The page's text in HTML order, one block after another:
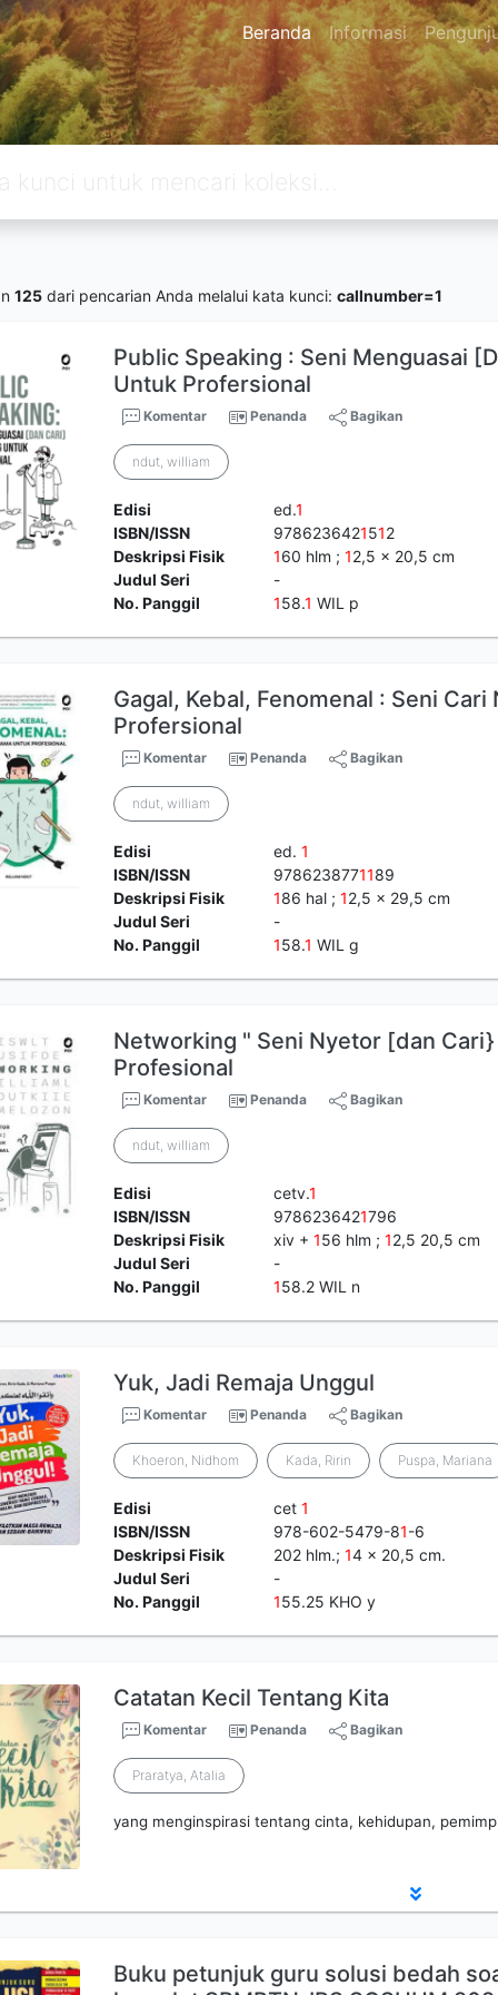
Beranda Informasi
125 dari pencarian Anda melalui kata kunci: callnumber=1
Public Speaking : Seni Menguasai
Untuk Profersional
Komentar Penanda Bagikan
ndut, william
Edisi ed.1
ISBN/ISSN
9786236421512
Deskripsi Fisik
160 hlm ; 12,5 x 20,5 cm
Judul Seri
-
No. Panggil
158.1 WIL p
Gagal, Kebal, Fenomenal : Seni Cari
Profersional
Komentar Penanda Bagikan
ndut, william
Edisi ed. 1
ISBN/ISSN
9786238771189
Deskripsi Fisik
186 hal ; 12,5 x 29,5 cm
Judul Seri
-
No. Panggil
158.1 WIL g
Networking " Seni Nyetor [dan
Profesional
Komentar Penanda Bagikan
ndut, william
Edisi cetv.1
ISBN/ISSN
9786236421796
Deskripsi Fisik
xiv + 156 hlm ; 12,5 20,5 cm
Judul Seri
-
No. Panggil
158.2 WIL n
Yuk, Jadi Remaja Unggul
Komentar Penanda Bagikan
Khoeron, Nidhom Kada, Ririn Puspa, Mariana
Edisi cet 1
ISBN/ISSN
978-602-5479-81-6
Deskripsi Fisik
202 hlm.; 14 x 20,5 cm.
Judul Seri
-
No. Panggil
155.25 KHO y
Catatan Kecil Tentang Kita
Komentar Penanda Bagikan
Praratya, Atalia
yang menginspirasi tentang cinta, kehidupan,
Buku petunjuk guru solusi bedah